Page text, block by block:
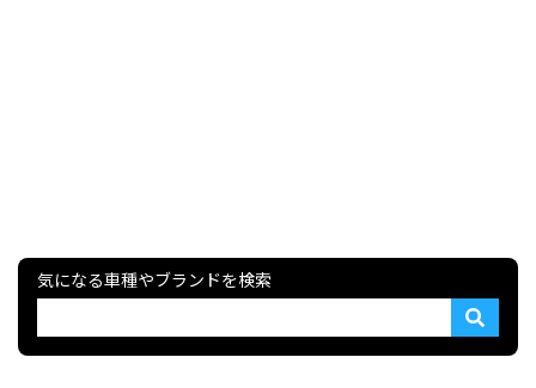
気になる車種やブランドを検索